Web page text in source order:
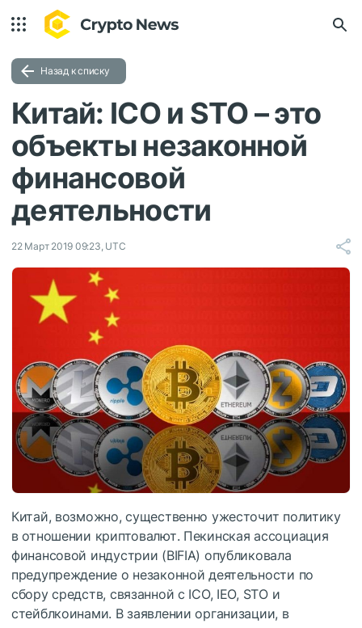
Назад к списку
Китай: ICO и STO – это
объекты незаконной
финансовой
деятельности
22 Март 2019 09:23, UTC
Китай, возможно, существенно ужесточит политику
в отношении криптовалют. Пекинская ассоциация
финансовой индустрии (BIFIA) опубликовала
предупреждение о незаконной деятельности по
сбору средств, связанной с ICO, IEO, STO и
стейблкоинами. В заявлении организации, в